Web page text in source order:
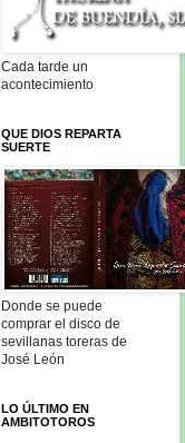
Cada tarde un
acontecimiento
QUE DIOS REPARTA
SUERTE
Donde se puede
comprar el disco de
sevillanas toreras de
José León
LO ÚLTIMO EN
AMBITOTOROS